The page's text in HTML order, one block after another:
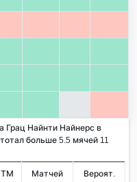
Грац Найнти Найнерс в
больше 5.5 мячей 11
ТМ Матчей Вероят.